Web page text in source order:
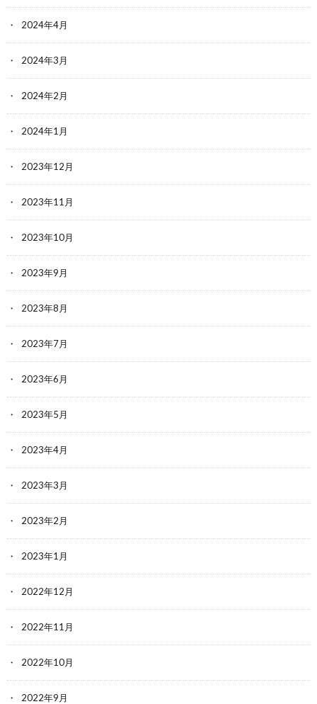
2024年4月
2024年3月
2024年2月
2024年1月
2023年12月
2023年11月
2023年10月
2023年9月
2023年8月
2023年7月
2023年6月
2023年5月
2023年4月
2023年3月
2023年2月
2023年1月
2022年12月
2022年11月
2022年10月
2022年9月